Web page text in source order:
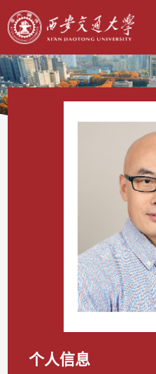
个人信息